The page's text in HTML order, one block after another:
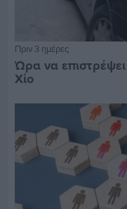
Πριν 3 ημέρες
Ώρα να
Χίο